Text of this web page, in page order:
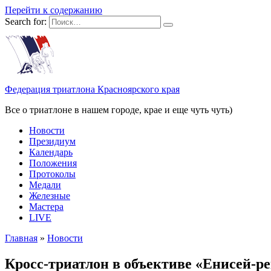
Перейти к содержанию
Search for:
Федерация триатлона Красноярского края
Все о триатлоне в нашем городе, крае и еще чуть чуть)
Новости
Президиум
Календарь
Положения
Протоколы
Медали
Железные
Мастера
LIVE
Главная » Новости
Кросс-триатлон в объективе «Енисей-